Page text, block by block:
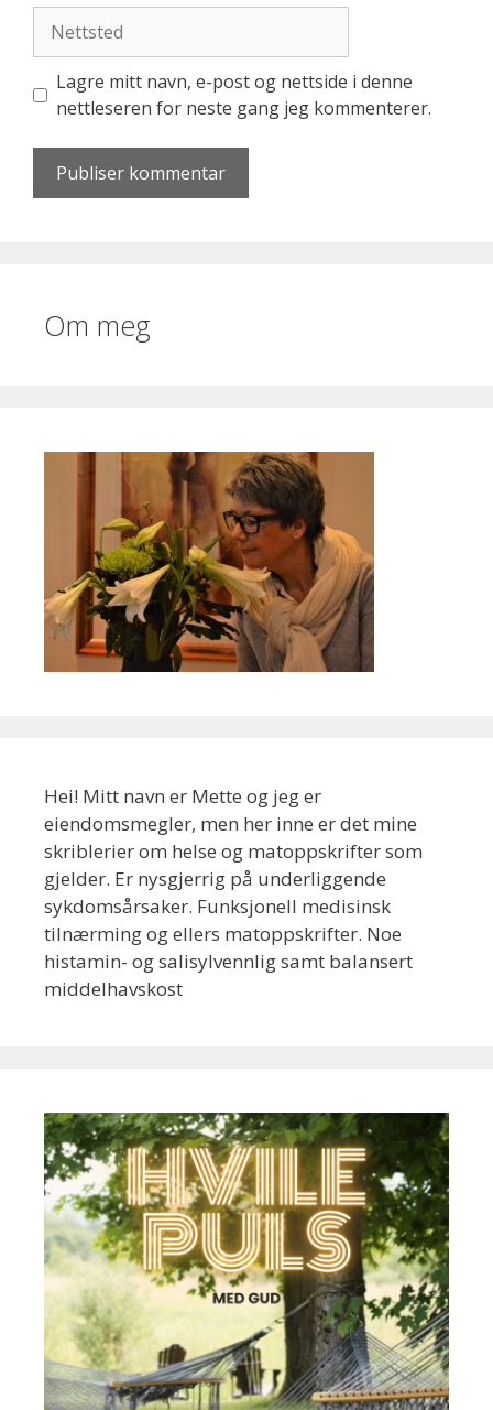
Lagre mitt navn, e-post og nettside i denne
nettleseren for neste gang jeg kommenterer.
Om meg
Hei! Mitt navn er Mette og jeg er
eiendomsmegler, men her inne er det mine
skriblerier om helse og matoppskrifter som
gjelder. Er nysgjerrig på underliggende
sykdomsårsaker. Funksjonell medisinsk
tilnærming og ellers matoppskrifter. Noe
histamin- og salisylvennlig samt balansert
middelhavskost